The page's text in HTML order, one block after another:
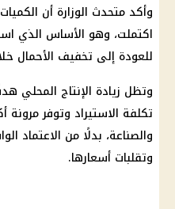
وأكد متحدث الوزارة أن
اكتملت، وهو الأساس الذي
للعودة إلى تخفيف الأحمال
وتظل زيادة الإنتاج المحلي
تكلفة الاستيراد وتوفر مرونة
والصناعة، بدلًا من الاعتماد
وتقلبات أسعارها.